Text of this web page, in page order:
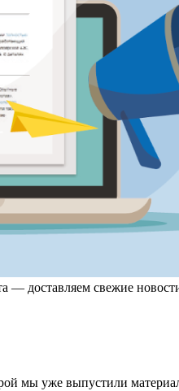
— доставляем свежие
мы уже выпустили